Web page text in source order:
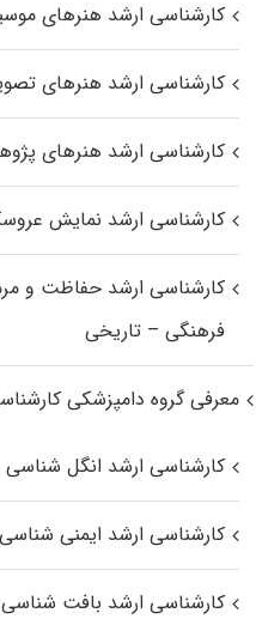
کارشناسی ارشد هنرهای
کارشناسی ارشد هنرهای
کارشناسی ارشد هنرهای
کارشناسی ارشد نمایش
کارشناسی ارشد حفاظت و
فرهنگی – تاریخی
معرفی گروه دامپزشکی
کارشناسی ارشد انگل شناسی
کارشناسی ارشد ایمنی‌
کارشناسی ارشد بافت‌